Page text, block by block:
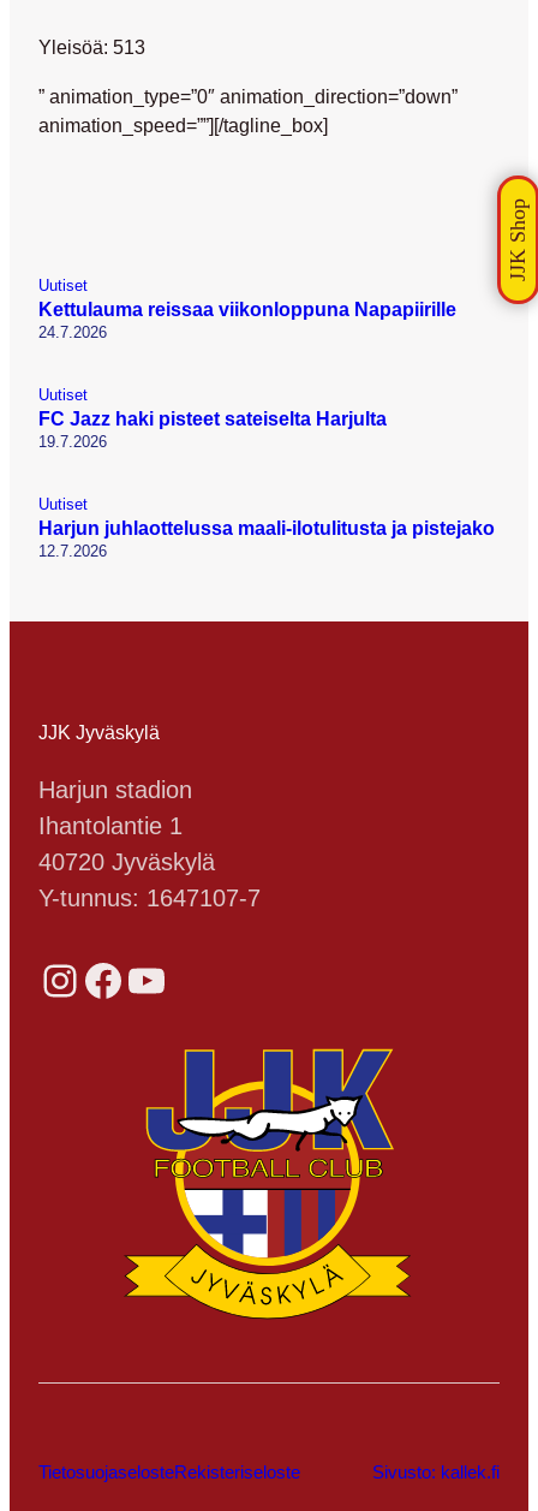
Yleisöä: 513
” animation_type=”0″ animation_direction=”down”
animation_speed=””][/tagline_box]
Uutiset
Kettulauma reissaa viikonloppuna Napapiirille
24.7.2026
Uutiset
FC Jazz haki pisteet sateiselta Harjulta
19.7.2026
Uutiset
Harjun juhlaottelussa maali-ilotulitusta ja pistejako
12.7.2026
JJK Jyväskylä
Harjun stadion
Ihantolantie 1
40720 Jyväskylä
Y-tunnus: 1647107-7
Instagram Facebook YouTube
TietosuojaselosteRekisteriseloste Sivusto: kallek.fi